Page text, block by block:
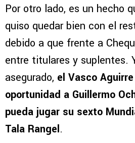
Por otro lado, es un hecho
quiso quedar bien con el
debido a que frente a
entre titulares y suplentes.
asegurado, el Vasco
oportunidad a Guillermo
pueda jugar su sexto
Tala Rangel.